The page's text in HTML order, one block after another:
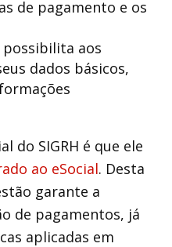
de pagamento e os
possibilita aos
dados básicos,
do SIGRH é que ele
ao eSocial. Desta
garante a
de pagamentos, já
aplicadas em